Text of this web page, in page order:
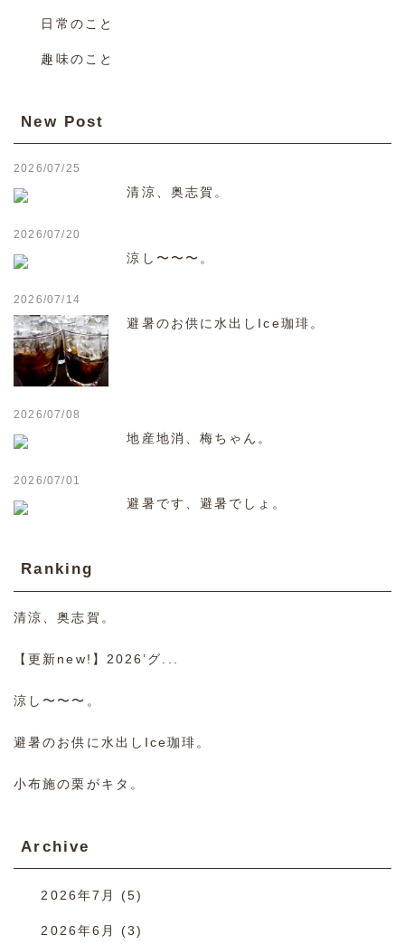
日常のこと
趣味のこと
New Post
2026/07/25
清涼、奥志賀。
2026/07/20
涼し〜〜〜。
2026/07/14
避暑のお供に水出しIce珈琲。
2026/07/08
地産地消、梅ちゃん。
2026/07/01
避暑です、避暑でしょ。
Ranking
清涼、奥志賀。
【更新new!】2026’グ...
涼し〜〜〜。
避暑のお供に水出しIce珈琲。
小布施の栗がキタ。
Archive
2026年7月 (5)
2026年6月 (3)